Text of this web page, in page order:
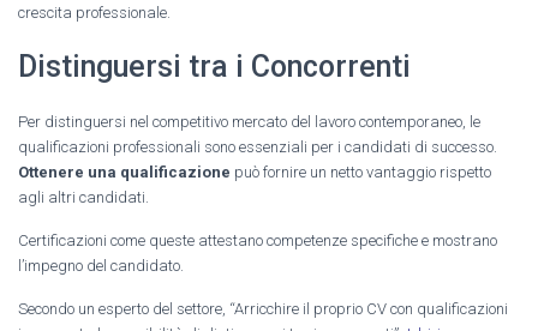
crescita professionale.
Distinguersi tra i Concorrenti
Per distinguersi nel competitivo mercato del lavoro contemporaneo, le
qualificazioni professionali sono essenziali per i candidati di successo.
Ottenere una qualificazione può fornire un netto vantaggio rispetto
agli altri candidati.
Certificazioni come queste attestano competenze specifiche e mostrano
l’impegno del candidato.
Secondo un esperto del settore, “Arricchire il proprio CV con qualificazioni